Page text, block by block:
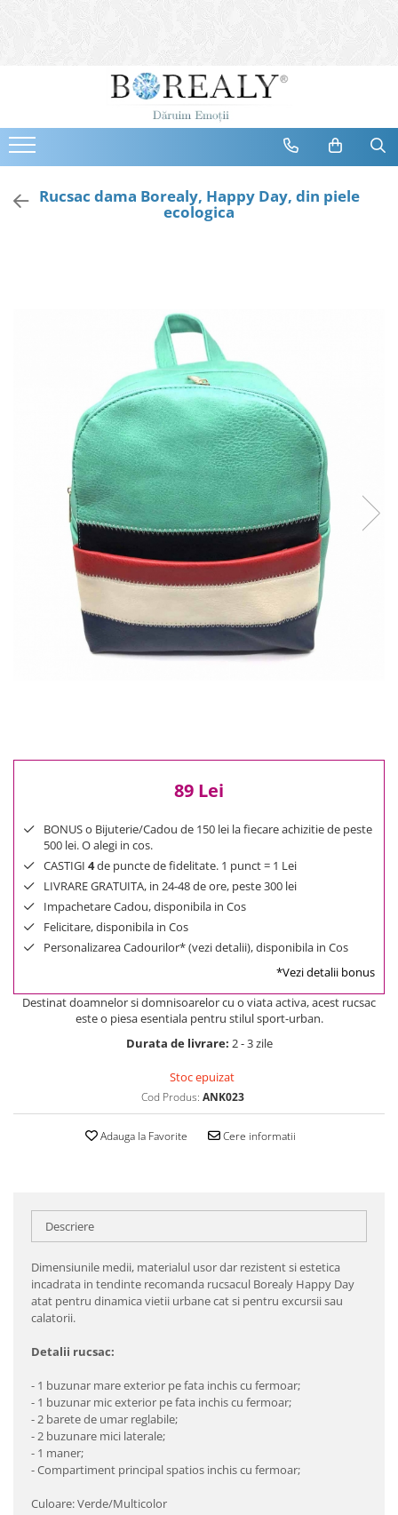
Bijuterii
Cercei
Bratari
Coliere
Cele mai noi
Cele mai vandute
Cele mai votate
0 Lei - 100 Lei
100 Lei - 200 Lei
200 Lei - 300 Lei
300 Lei - 500 Lei
500 Lei - 1000 Lei
Rucsac dama Borealy, Happy Day, din piele
ecologica
89 Lei
BONUS o Bijuterie/Cadou de 150 lei la fiecare achizitie de peste
500 lei. O alegi in cos.
CASTIGI 4de puncte de fidelitate. 1 punct = 1 Lei
LIVRARE GRATUITA, in 24-48 de ore, peste 300 lei
Impachetare Cadou, disponibila in Cos
Felicitare, disponibila in Cos
Personalizarea Cadourilor* (vezi detalii), disponibila in Cos
*Vezi detalii bonus
Destinat doamnelor si domnisoarelor cu o viata activa, acest rucsac
este o piesa esentiala pentru stilul sport-urban.
Durata de livrare: 2 - 3 zile
Stoc epuizat
Cod Produs: ANK023
Adauga la Favorite Cere informatii
Descriere
Dimensiunile medii, materialul usor dar rezistent si estetica
incadrata in tendinte recomanda rucsacul Borealy Happy Day
atat pentru dinamica vietii urbane cat si pentru excursii sau
calatorii.
Detalii rucsac:
- 1 buzunar mare exterior pe fata inchis cu fermoar;
- 1 buzunar mic exterior pe fata inchis cu fermoar;
- 2 barete de umar reglabile;
- 2 buzunare mici laterale;
- 1 maner;
- Compartiment principal spatios inchis cu fermoar;
Culoare: Verde/Multicolor